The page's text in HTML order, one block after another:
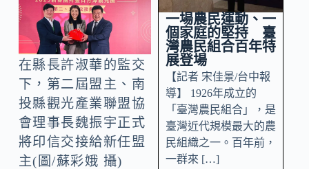
在縣長許淑華的監交
下，第二屆盟主、南
投縣觀光產業聯盟協
會理事長魏振宇正式
將印信交接給新任盟
主(圖/蘇彩娥 攝)
一場農民運動、一
個家庭的堅持 臺
灣農民組合百年特
展登場
【記者 宋佳景/台中報
導】 1926年成立的
「臺灣農民組合」，是
臺灣近代規模最大的農
民組織之一。百年前，
一群來 […]